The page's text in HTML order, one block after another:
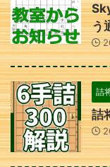
う
詰
詰